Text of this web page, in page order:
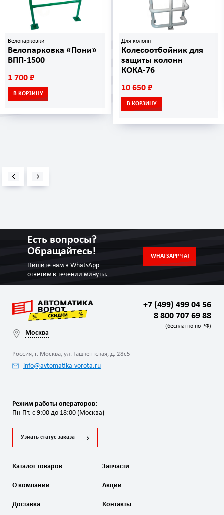
Велопарковки
Велопарковка «Пони»
ВПП-1500
1 700 ₽
В КОРЗИНУ
Для колонн
Колесоотбойник для
защиты колонн
КОКА-76
10 650 ₽
В КОРЗИНУ
Есть вопросы?
Обращайтесь!
Пишите нам в WhatsApp
ответим в течении минуты.
WHATSAPP ЧАТ
Москва
Россия, г. Москва, ул. Ташкентская, д. 28с5
info@avtomatika-vorota.ru
+7 (499) 499 04 56
8 800 707 69 88
(бесплатно по РФ)
Режим работы операторов:
Пн-Пт. с 9:00 до 18:00 (Москва)
Узнать статус заказа
Каталог товаров Запчасти
О компании
Доставка
Акции
Контакты